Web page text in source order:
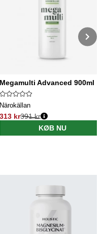
Megamulti Advanced 900ml
Närokällan
313 kr
Normalpris:
391 kr
KØB NU